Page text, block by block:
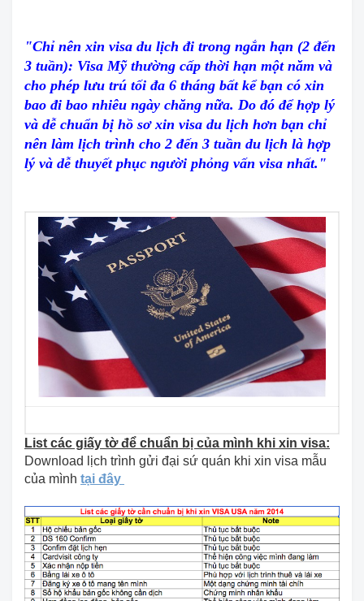
"Chỉ nên xin visa du lịch đi trong ngắn hạn (2 đến
3 tuần): Visa Mỹ thường cấp thời hạn một năm và
cho phép lưu trú tối đa 6 tháng bất kể bạn có xin
bao đi bao nhiêu ngày chăng nữa. Do đó để hợp lý
và dễ chuẩn bị hồ sơ xin visa du lịch hơn bạn chỉ
nên làm lịch trình cho 2 đến 3 tuần du lịch là hợp
lý và dễ thuyết phục người phỏng vấn visa nhất."
List các giấy tờ để chuẩn bị của mình khi xin visa:
Download lịch trình gửi đại sứ quán khi xin visa mẫu
của mình tại đây